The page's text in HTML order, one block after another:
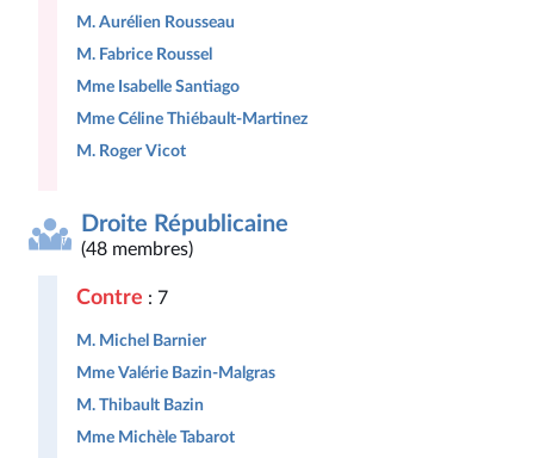
M. Aurélien Rousseau
M. Fabrice Roussel
Mme Isabelle Santiago
Mme Céline Thiébault-Martinez
M. Roger Vicot
Droite Républicaine
(48 membres)
Contre : 7
M. Michel Barnier
Mme Valérie Bazin-Malgras
M. Thibault Bazin
Mme Michèle Tabarot